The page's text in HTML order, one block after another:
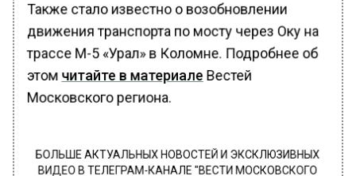
Также стало известно о возобновлении
движения транспорта по мосту через Оку на
трассе М-5 «Урал» в Коломне. Подробнее об
этом читайте в материале Вестей
Московского региона.
БОЛЬШЕ АКТУАЛЬНЫХ НОВОСТЕЙ И ЭКСКЛЮЗИВНЫХ
ВИДЕО В ТЕЛЕГРАМ-КАНАЛЕ "ВЕСТИ МОСКОВСКОГО